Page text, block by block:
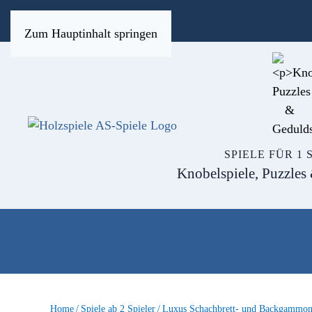
Zum Hauptinhalt springen
SPIELE FÜR 1
Knobelspiele,
Home Spiele ab 2 Spieler Luxus Schachbrett- und